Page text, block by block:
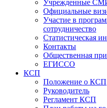
Учрежденные
Официальные
Участие в
сотрудничество
Статистическая
Контакты
Общественная
ЕГИССО
КСП
Положение о КСП
Руководитель
Регламент КСП